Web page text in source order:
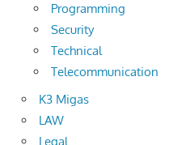
Programming
Security
Technical
Telecommunication
K3 Migas
LAW
Legal